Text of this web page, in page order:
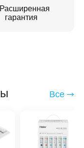
Расширенная
гарантия
Все